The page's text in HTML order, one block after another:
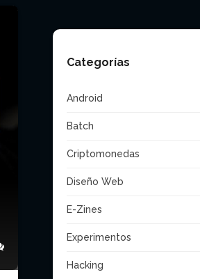
Categorías
Android
Batch
Criptomonedas
Diseño Web
E-Zines
Experimentos
Hacking